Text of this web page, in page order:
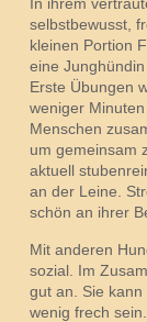
In ihrem
selbstbewusst,
kleinen Portion
eine
Erste Übungen
weniger
Menschen
um gemeinsam
aktuell
an der Leine.
schön an ihrer
Mit anderen
sozial. Im
gut an. Sie
wenig frech